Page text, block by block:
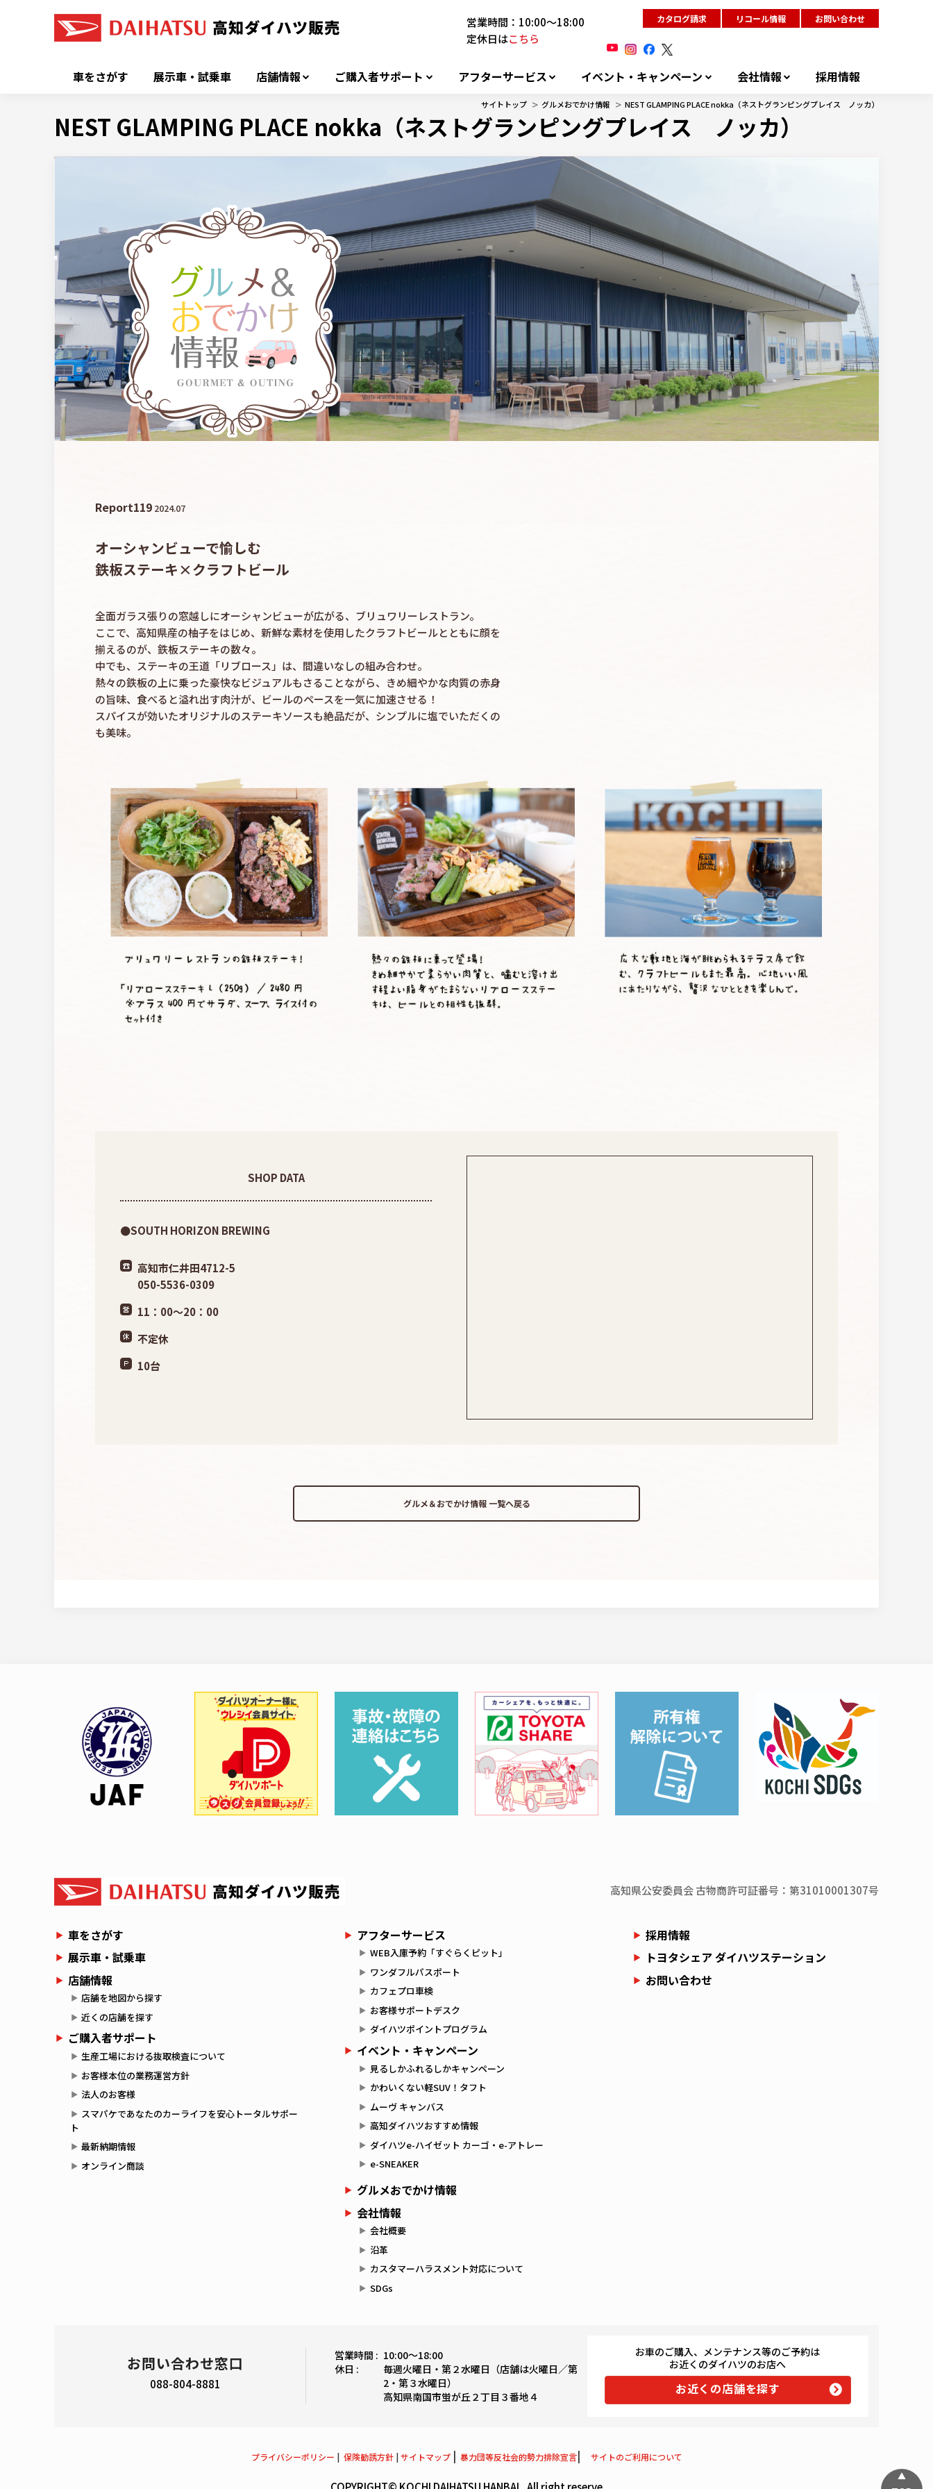
営業時間：10:00～18:00
定休日はこちら
カタログ請求 リコール情報 お問い合わせ
車をさがす 展示車・試乗車 店舗情報 ご購入者サポート アフターサービス イベント・キャンペーン 会社情報 採用情報
サイトトップ > グルメおでかけ情報 > NEST GLAMPING PLACE nokka（ネストグランピングプレイス ノッカ）
NEST GLAMPING PLACE nokka（ネストグランピングプレイス ノッカ）
Report119 2024.07
オーシャンビューで愉しむ
鉄板ステーキ×クラフトビール
全面ガラス張りの窓越しにオーシャンビューが広がる、ブリュワリーレストラン。
ここで、高知県産の柚子をはじめ、新鮮な素材を使用したクラフトビールとともに顔を
揃えるのが、鉄板ステーキの数々。
中でも、ステーキの王道「リブロース」は、間違いなしの組み合わせ。
熱々の鉄板の上に乗った豪快なビジュアルもさることながら、きめ細やかな肉質の赤身
の旨味、食べると溢れ出す肉汁が、ビールのペースを一気に加速させる！
スパイスが効いたオリジナルのステーキソースも絶品だが、シンプルに塩でいただくの
も美味。
SHOP DATA
●SOUTH HORIZON BREWING
高知市仁井田4712-5
050-5536-0309
11：00〜20：00
不定休
10台
グルメ＆おでかけ情報一覧へ戻る
高知県公安委員会古物商許可証番号：第31010001307号
車をさがす
展示車・試乗車
店舗情報
店舗を地図から探す
近くの店舗を探す
ご購入者サポート
生産工場における抜取検査について
お客様本位の業務運営方針
法人のお客様
スマパケであなたのカーライフを安心トータルサポー
ト
最新納期情報
オンライン商談
アフターサービス
WEB入庫予約「すぐらくピット」
ワンダフルパスポート
カフェプロ車検
お客様サポートデスク
ダイハツポイントプログラム
イベント・キャンペーン
見るしかふれるしかキャンペーン
かわいくない軽SUV！タフト
ムーヴ キャンバス
高知ダイハツおすすめ情報
ダイハツe-ハイゼット カーゴ・e-アトレー
e-SNEAKER
グルメおでかけ情報
会社情報
会社概要
沿革
カスタマーハラスメント対応について
SDGs
採用情報
トヨタシェア ダイハツステーション
お問い合わせ
お問い合わせ窓口
088-804-8881
営業時間 : 10:00〜18:00
休日 :
毎週火曜日・第２水曜日（店舗は火曜日／第
2・第３水曜日）
高知県南国市蛍が丘２丁目３番地４
お車のご購入、メンテナンス等のご予約は
お近くのダイハツのお店へ
お近くの店舗を探す
プライバシーポリシー | 保険勧誘方針|サイトマップ| 暴力団等反社会的勢力排除宣言| サイトのご利用について